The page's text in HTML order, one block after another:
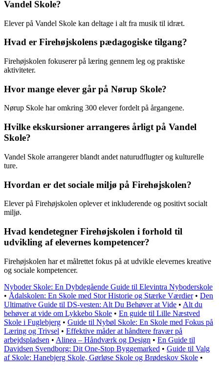
Vandel Skole?
Elever på Vandel Skole kan deltage i alt fra musik til idræt.
Hvad er Firehøjskolens pædagogiske tilgang?
Firehøjskolen fokuserer på læring gennem leg og praktiske
aktiviteter.
Hvor mange elever går på Nørup Skole?
Nørup Skole har omkring 300 elever fordelt på årgangene.
Hvilke ekskursioner arrangeres årligt på Vandel
Skole?
Vandel Skole arrangerer blandt andet naturudflugter og kulturelle
ture.
Hvordan er det sociale miljø på Firehøjskolen?
Elever på Firehøjskolen oplever et inkluderende og positivt socialt
miljø.
Hvad kendetegner Firehøjskolen i forhold til
udvikling af elevernes kompetencer?
Firehøjskolen har et målrettet fokus på at udvikle elevernes kreative
og sociale kompetencer.
Nyboder Skole: En Dybdegående Guide til Elevintra Nyboderskole
• Ådalskolen: En Skole med Stor Historie og Stærke Værdier• Den
Ultimative Guide til DS-vesten: Alt Du Behøver at Vide • Alt du
behøver at vide om Lykkebo Skole • En guide til Lille Næstved
Skole i Fuglebjerg • Guide til Nybøl Skole: En Skole med Fokus på
Læring og Trivsel • Effektive måder at håndtere fravær på
arbejdspladsen • Alinea – Håndværk og Design • En Guide til
Davidsen Svendborg: Dit One-Stop Byggemarked • Guide til Valg
af Skole: Hanebjerg Skole, Gørløse Skole og Brødeskov Skole •